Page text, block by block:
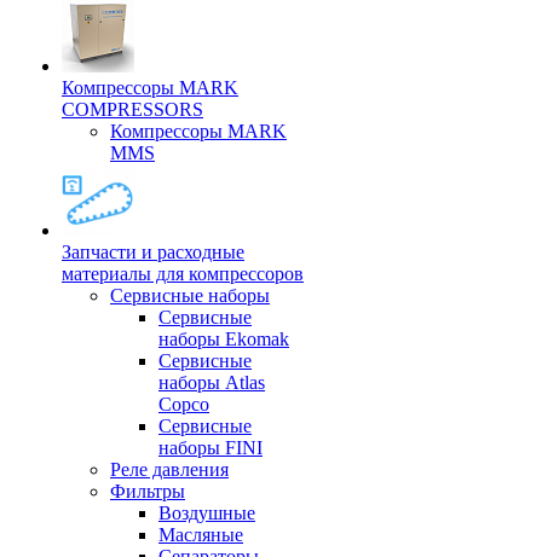
Компрессоры MARK
COMPRESSORS
Компрессоры MARK
MMS
Запчасти и расходные
материалы для компрессоров
Cервисные наборы
Сервисные
наборы Ekomak
Cервисные
наборы Atlas
Copco
Сервисные
наборы FINI
Реле давления
Фильтры
Воздушные
Масляные